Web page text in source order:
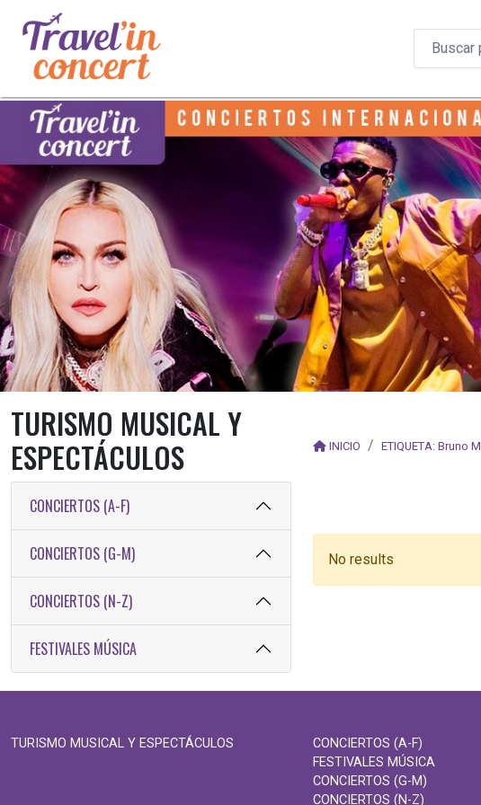
TURISMO MUSICAL Y
ESPECTÁCULOS
CONCIERTOS (A-F)
CONCIERTOS (G-M)
CONCIERTOS (N-Z)
FESTIVALES MÚSICA
INICIO ETIQUETA: Bruno
No results
TURISMO MUSICAL Y ESPECTÁCULOS
CONCIERTOS (A-F)
FESTIVALES MÚSICA
CONCIERTOS (G-M)
CONCIERTOS (N-Z)